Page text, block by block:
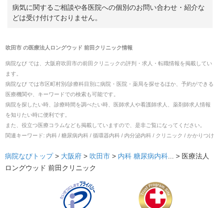
病気に関するご相談や各医院への個別のお問い合わせ・紹介な
どは受け付けておりません。
吹田市の医療法人ロングウッド 前田クリニック情報
病院なび では、 大阪府吹田市の前田クリニックの評判・求人・転職情報を掲載してい
ます。
病院なび では市区町村別/診療科目別に病院・医院・薬局を探せるほか、予約ができる
医療機関や、キーワードでの検索も可能です。
病院を探したい時、診療時間を調べたい時、医師求人や看護師求人、薬剤師求人情報
を知りたい時に便利です。
また、役立つ医療コラムなども掲載していますので、是非ご覧になってください。
関連キーワード: 内科 / 糖尿病内科 / 循環器内科 / 内分泌内科 / クリニック / かかりつけ
病院なびトップ > 大阪府 > 吹田市 > 内科 糖尿病内科... > 医療法人
ロングウッド 前田クリニック